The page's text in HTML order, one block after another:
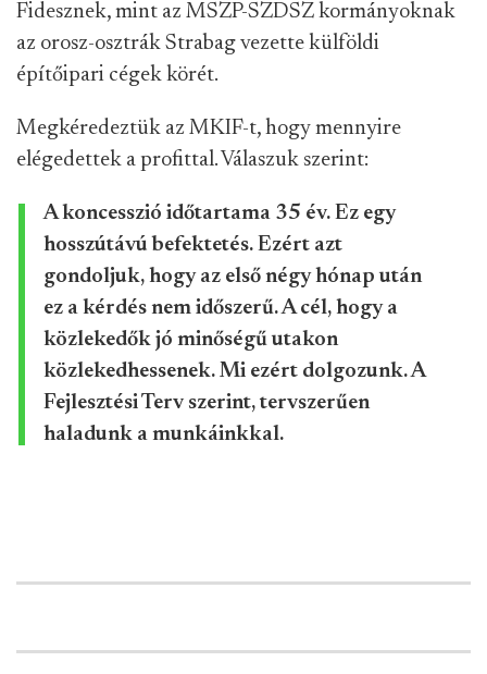
Fidesznek, mint az MSZP-SZDSZ kormányoknak
az orosz-osztrák Strabag vezette külföldi
építőipari cégek körét.
Megkéredeztük az MKIF-t, hogy mennyire
elégedettek a profittal. Válaszuk szerint:
A koncesszió időtartama 35 év. Ez egy
hosszútávú befektetés. Ezért azt
gondoljuk, hogy az első négy hónap után
ez a kérdés nem időszerű. A cél, hogy a
közlekedők jó minőségű utakon
közlekedhessenek. Mi ezért dolgozunk. A
Fejlesztési Terv szerint, tervszerűen
haladunk a munkáinkkal.